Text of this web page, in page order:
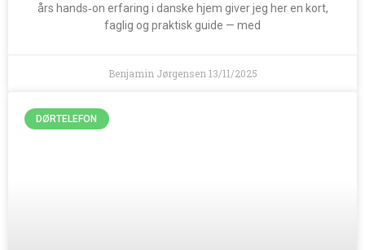
års hands‑on erfaring i danske hjem giver jeg her en kort,
faglig og praktisk guide — med
Benjamin Jørgensen 13/11/2025
DØRTELEFON